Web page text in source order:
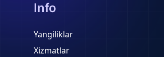
Info
Yangiliklar
Xizmatlar